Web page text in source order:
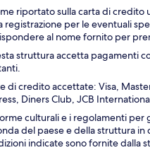
riportato sulla carta di credito
registrazione per le eventuali
al nome fornito per
struttura accetta pagamenti
di credito accettate: Visa,
Diners Club, JCB
culturali e i regolamenti per
del paese e della struttura in
indicate sono fornite dalla